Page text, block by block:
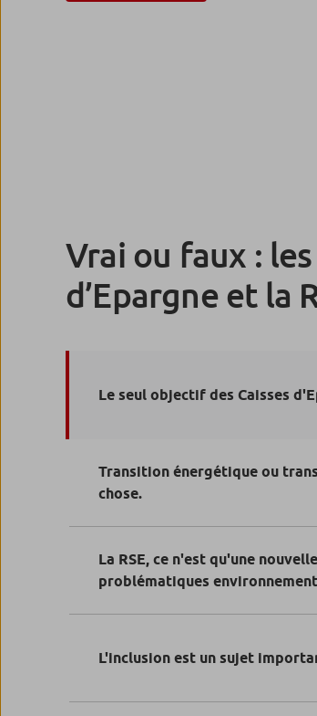
Vrai ou faux : les
d’Epargne et la
Le seul objectif des Caisses
Transition énergétique ou
chose.
La RSE, ce n'est qu'une
problématiques
L'inclusion est un sujet